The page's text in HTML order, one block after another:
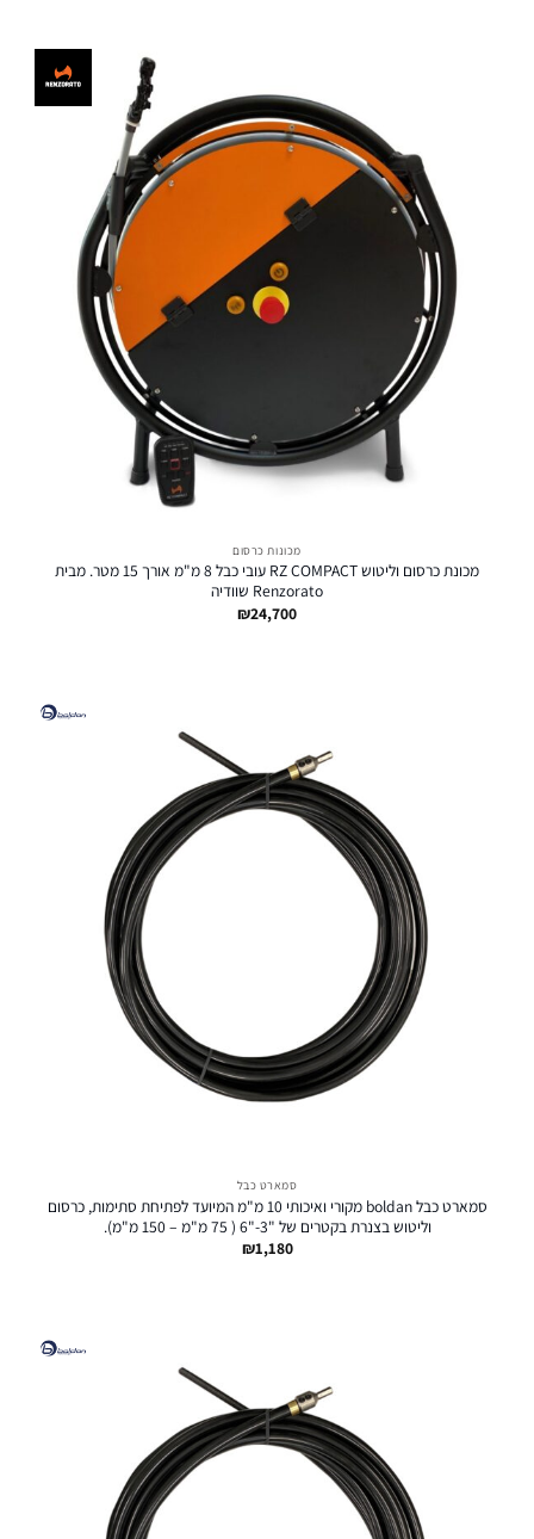
מכונות כרסום
מכונת כרסום וליטוש RZ COMPACT עובי כבל 8 מ"מ אורך 15 מטר. מבית
Renzorato שוודיה
₪24,700
סמארט כבל
סמארט כבל boldan מקורי ואיכותי 10 מ"מ המיועד לפתיחת סתימות, כרסום
וליטוש בצנרת בקטרים של "3-"6 ( 75 מ"מ – 150 מ"מ).
₪1,180